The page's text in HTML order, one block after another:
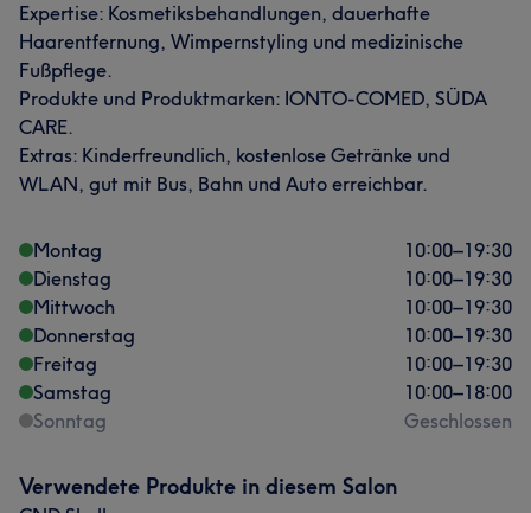
Expertise: Kosmetiksbehandlungen, dauerhafte
Haarentfernung, Wimpernstyling und medizinische
Fußpflege.
Produkte und Produktmarken: IONTO-COMED, SÜDA
CARE.
Extras: Kinderfreundlich, kostenlose Getränke und
WLAN, gut mit Bus, Bahn und Auto erreichbar.
Montag 10:00–19:30
Dienstag
10:00–19:30
Mittwoch
10:00–19:30
Donnerstag
10:00–19:30
Freitag
10:00–19:30
Samstag
10:00–18:00
Sonntag
Geschlossen
Verwendete Produkte in diesem Salon